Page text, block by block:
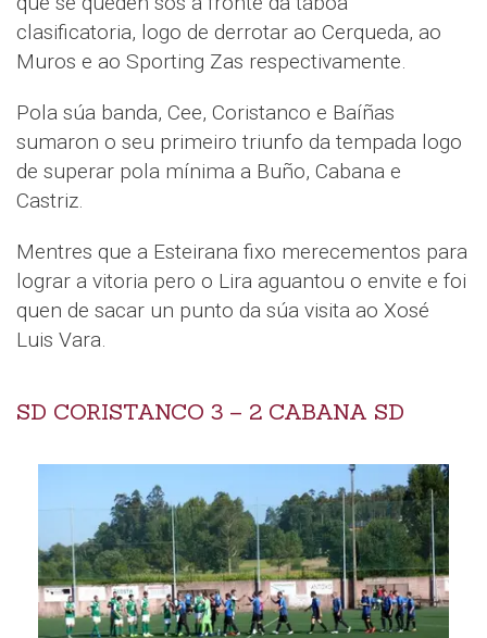
clasificatoria, logo de derrotar ao Cerqueda, ao
Muros e ao Sporting Zas respectivamente.
Pola súa banda, Cee, Coristanco e Baíñas
sumaron o seu primeiro triunfo da tempada logo
de superar pola mínima a Buño, Cabana e
Castriz.
Mentres que a Esteirana fixo merecementos para
lograr a vitoria pero o Lira aguantou o envite e foi
quen de sacar un punto da súa visita ao Xosé
Luis Vara.
SD CORISTANCO 3 – 2 CABANA SD